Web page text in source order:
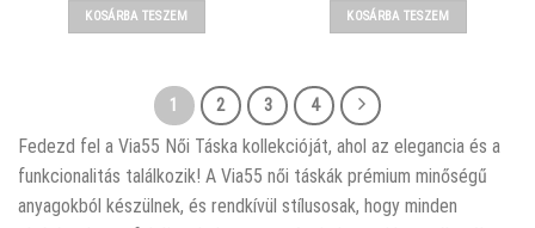
was:
15790 Ft.
KOSÁRBA TESZEM
was:
11990 Ft.
KOSÁRBA TESZEM
1 2 3 4
Fedezd fel a Via55 Női Táska kollekcióját, ahol az elegancia és a
funkcionalitás találkozik! A Via55 női táskák prémium minőségű
anyagokból készülnek, és rendkívül stílusosak, hogy minden